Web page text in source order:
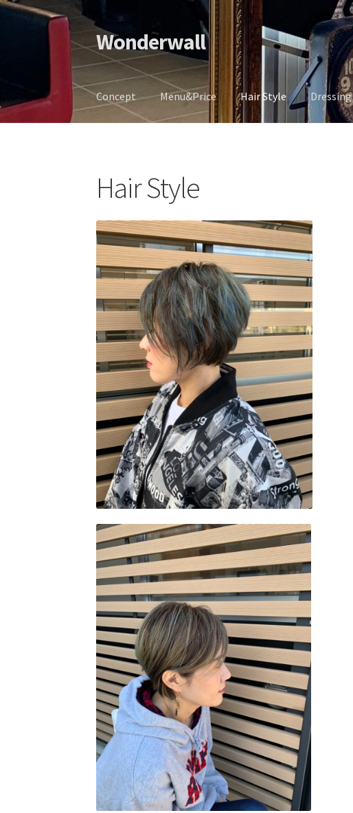
ナ
ビ
ゲ
ー
シ
ョ
キ
プ
コ
ン
テ
ン
ツ
へ
プ
Wonderwall
Concept Menu&Price Hair Style Dressing
Hair Style